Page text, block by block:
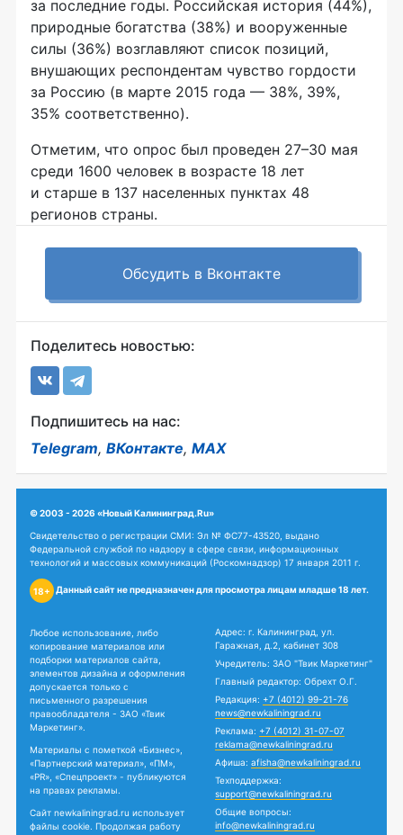
за последние годы. Российская история (44%),
природные богатства (38%) и вооруженные
силы (36%) возглавляют список позиций,
внушающих респондентам чувство гордости
за Россию (в марте 2015 года — 38%, 39%,
35% соответственно).
Отметим, что опрос был проведен 27–30 мая
среди 1600 человек в возрасте 18 лет
и старше в 137 населенных пунктах 48
регионов страны.
Обсудить в Вконтакте
Поделитесь новостью:
Подпишитесь на нас:
Telegram, ВКонтакте, MAX
© 2003 - 2026 «Новый Калининград.Ru»
Свидетельство о регистрации СМИ: Эл № ФС77-43520, выдано
Федеральной службой по надзору в сфере связи, информационных
технологий и массовых коммуникаций (Роскомнадзор) 17 января 2011 г.
18+ Данный сайт не предназначен для просмотра лицам младше 18 лет.
Любое использование, либо
копирование материалов или
подборки материалов сайта,
элементов дизайна и оформления
допускается только с
письменного разрешения
правообладателя - ЗАО «Твик
Маркетинг».
Материалы с пометкой «Бизнес»,
«Партнерский материал», «ПМ»,
«PR», «Спецпроект» - публикуются
на правах рекламы.
Сайт newkaliningrad.ru использует
файлы cookie. Продолжая работу
Адрес: г. Калининград, ул.
Гаражная, д.2, кабинет 308
Учредитель: ЗАО "Твик Маркетинг"
Главный редактор: Обрехт О.Г.
Редакция: +7 (4012) 99-21-76
news@newkaliningrad.ru
Реклама: +7 (4012) 31-07-07
reklama@newkaliningrad.ru
Афиша: afisha@newkaliningrad.ru
Техподдержка:
support@newkaliningrad.ru
Общие вопросы:
info@newkaliningrad.ru